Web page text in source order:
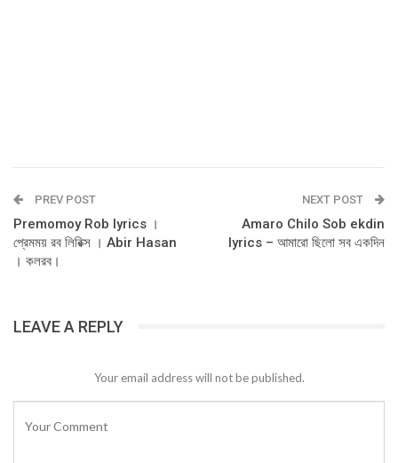
PREV POST
Premomoy Rob lyrics ।
প্রেমময় রব লিরিক্স । Abir Hasan
। কলরব।
NEXT POST
Amaro Chilo Sob ekdin
lyrics – আমারো ছিলো সব একদিন
LEAVE A REPLY
Your email address will not be published.